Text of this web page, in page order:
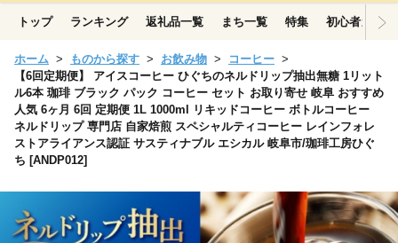
トップ ランキング 返礼品一覧 まち一覧 特集 初心者ガイド
ホーム ものから探す お飲み物
コーヒー
【6回定期便】 アイスコーヒー ひぐちのネルドリップ抽出無糖 1リット
ル6本 珈琲 ブラック パック コーヒー セット お取り寄せ 岐阜 おすすめ
人気 6ヶ月 6回 定期便 1L 1000ml リキッドコーヒー ボトルコーヒー
ネルドリップ 専門店 自家焙煎 スペシャルティコーヒー レインフォレ
ストアライアンス認証 サスティナブル エシカル 岐阜市/珈琲工房ひぐ
ち [ANDP012]